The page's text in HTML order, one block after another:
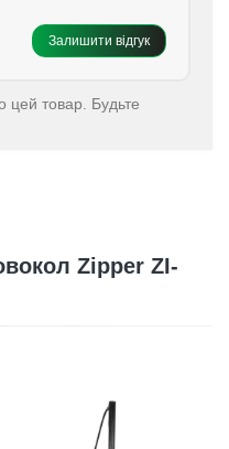
Залишити відгук
цей товар. Будьте
Zipper ZI-